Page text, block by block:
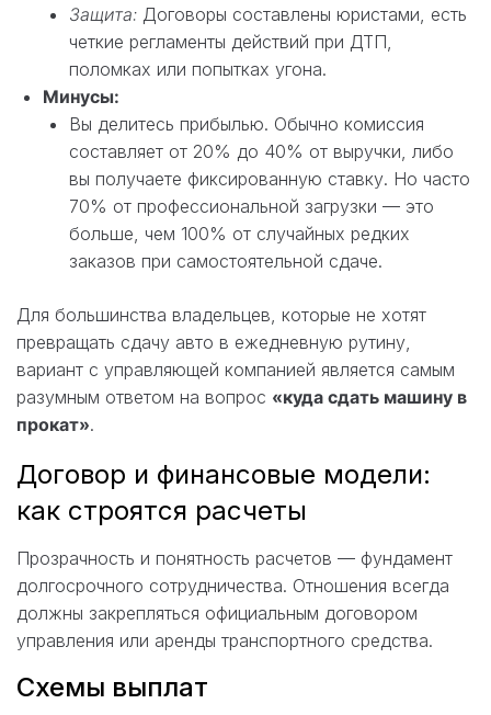
Защита: Договоры составлены юристами, есть
четкие регламенты действий при ДТП,
поломках или попытках угона.
Минусы:
Вы делитесь прибылью. Обычно комиссия
составляет от 20% до 40% от выручки, либо
вы получаете фиксированную ставку. Но часто
70% от профессиональной загрузки — это
больше, чем 100% от случайных редких
заказов при самостоятельной сдаче.
Для большинства владельцев, которые не хотят
превращать сдачу авто в ежедневную рутину,
вариант с управляющей компанией является самым
разумным ответом на вопрос «куда сдать машину в
прокат».
Договор и финансовые модели:
как строятся расчеты
Прозрачность и понятность расчетов — фундамент
долгосрочного сотрудничества. Отношения всегда
должны закрепляться официальным договором
управления или аренды транспортного средства.
Схемы выплат